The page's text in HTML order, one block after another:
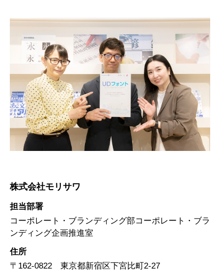
株式会社モリサワ
担当部署
コーポレート・ブランディング部コーポレート・ブラ
ンディング企画推進室
住所
〒162-0822 東京都新宿区下宮比町2-27